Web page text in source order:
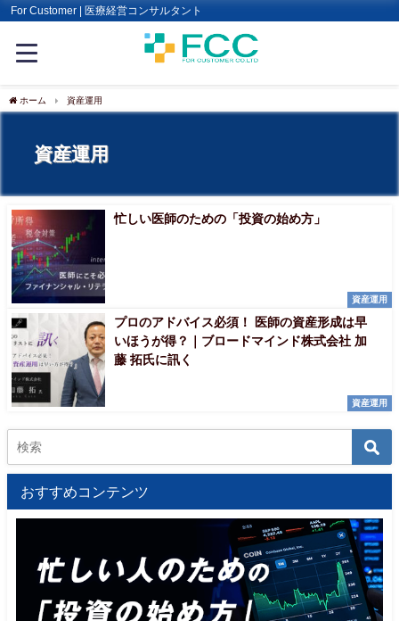
For Customer | 医療経営コンサルタント
ホーム 資産運用
資産運用
資産運用
忙しい医師のための「投資の始め方」
資産運用
プロのアドバイス必須！ 医師の資産形成は早
いほうが得？｜ブロードマインド株式会社 加
藤 拓氏に訊く
おすすめコンテンツ